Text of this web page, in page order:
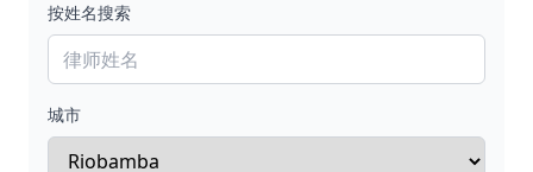
按姓名搜索
城市